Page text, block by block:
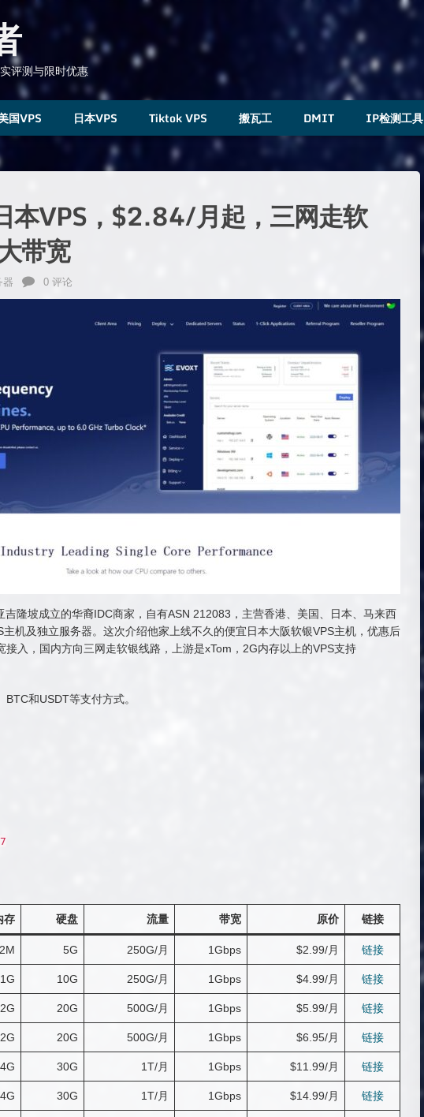
评测与限时优惠
国VPS 日本VPS Tiktok VPS 搬瓦工 DMIT IP检测工具
本VPS，$2.84/月起，三网走软
带宽
器 0 评论
吉隆坡成立的华裔IDC商家，自有ASN 212083，主营香港、美国、日本、马来西
机及独立服务器。这次介绍他家上线不久的便宜日本大阪软银VPS主机，优惠后
接入，国内方向三网走软银线路，上游是xTom，2G内存以上的VPS支持
和USDT等支付方式。
存 硬盘 流量 带宽 原价 链接
5G 250G/月 1Gbps $2.99/月 链接
1G 10G 250G/月 1Gbps $4.99/月 链接
2G 20G 500G/月 1Gbps $5.99/月 链接
2G 20G 500G/月 1Gbps $6.95/月 链接
4G 30G 1T/月 1Gbps $11.99/月 链接
4G 30G 1T/月 1Gbps $14.99/月 链接